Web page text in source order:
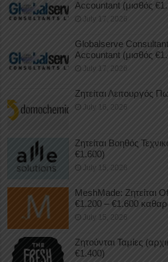
Accountant (μισθός
July 17, 2026
Globalserve
Accountant (μισθός
July 17, 2026
Ζητείται Λειτουργός
July 16, 2026
Ζητείται Βοηθός
€1.600)
July 15, 2026
MeshMade: Ζητείται
€1.200 – €1.600
July 15, 2026
Ζητούνται Ταμίες
€1.400)